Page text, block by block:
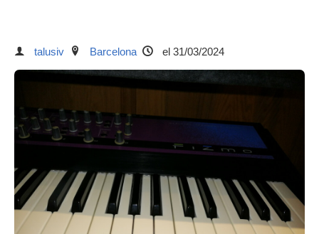
talusiv Barcelona el 31/03/2024